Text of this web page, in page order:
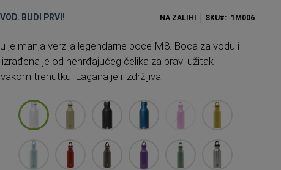
BUDI PRVI! NA ZALIHI SKU 1M006
je manja verzija legendarne boce M8. Boca za vodu i
je od nehrđajućeg čelika za pravi užitak i
trenutku. Lagana je i izdržljiva.